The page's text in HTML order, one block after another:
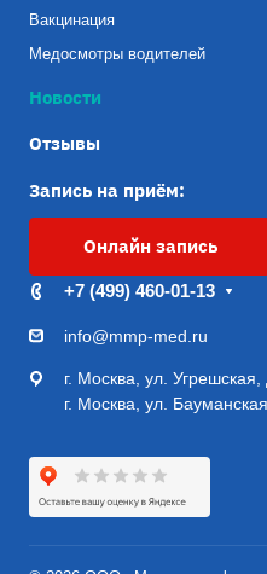
Вакцинация
Медосмотры водителей
Новости
Отзывы
Запись на приём:
Онлайн запись
+7 (499) 460-01-13
info@mmp-med.ru
г. Москва, ул.
г. Москва, ул.